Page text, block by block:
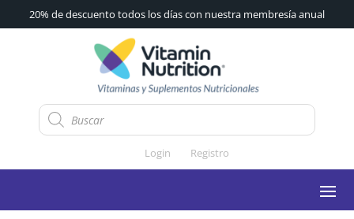
20% de descuento todos los días con nuestra membresía anual
Búsqueda
de
productos
Login
Registro